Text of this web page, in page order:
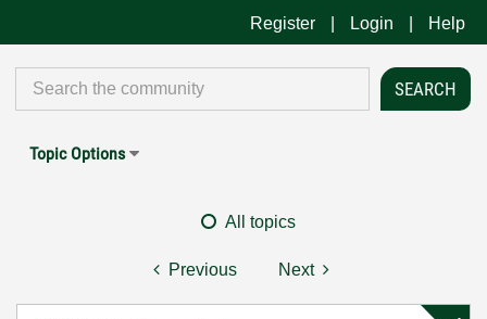
Register Login Help
Topic Options
All topics
Previous Next